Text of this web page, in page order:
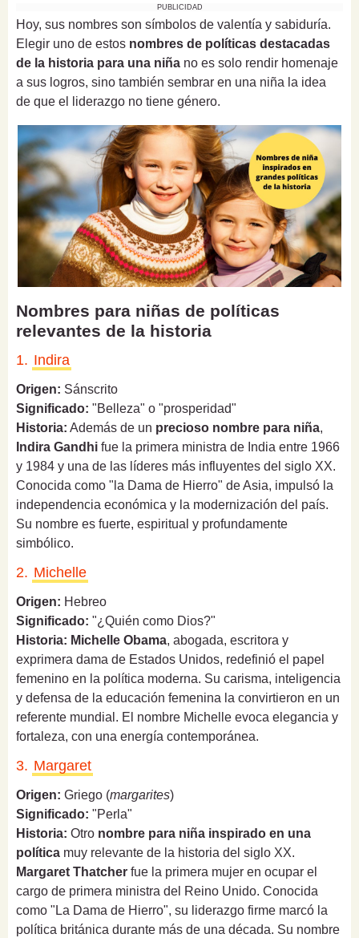
PUBLICIDAD
Hoy, sus nombres son símbolos de valentía y sabiduría.
Elegir uno de estos nombres de políticas destacadas
de la historia para una niña no es solo rendir homenaje
a sus logros, sino también sembrar en una niña la idea
de que el liderazgo no tiene género.
Nombres para niñas de políticas
relevantes de la historia
1. Indira
Origen: Sánscrito
Significado: "Belleza" o "prosperidad"
Historia: Además de un precioso nombre para niña,
Indira Gandhi fue la primera ministra de India entre 1966
y 1984 y una de las líderes más influyentes del siglo XX.
Conocida como "la Dama de Hierro" de Asia, impulsó la
independencia económica y la modernización del país.
Su nombre es fuerte, espiritual y profundamente
simbólico.
2. Michelle
Origen: Hebreo
Significado: "¿Quién como Dios?"
Historia: Michelle Obama, abogada, escritora y
exprimera dama de Estados Unidos, redefinió el papel
femenino en la política moderna. Su carisma, inteligencia
y defensa de la educación femenina la convirtieron en un
referente mundial. El nombre Michelle evoca elegancia y
fortaleza, con una energía contemporánea.
3. Margaret
Origen: Griego (margarites)
Significado: "Perla"
Historia: Otro nombre para niña inspirado en una
política muy relevante de la historia del siglo XX.
Margaret Thatcher fue la primera mujer en ocupar el
cargo de primera ministra del Reino Unido. Conocida
como "La Dama de Hierro", su liderazgo firme marcó la
política británica durante más de una década. Su nombre